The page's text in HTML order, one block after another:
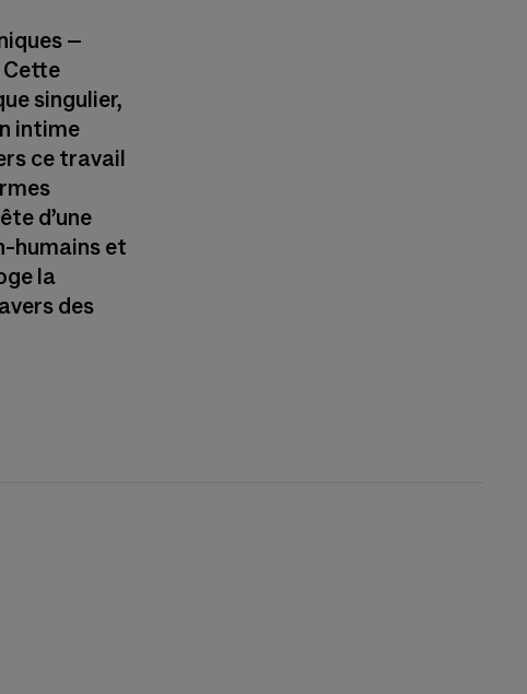
–
Cette
singulier,
intime
ce travail
d’une
humains et
la
des